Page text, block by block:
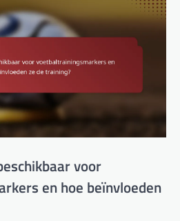
voor
en hoe beïnvloeden